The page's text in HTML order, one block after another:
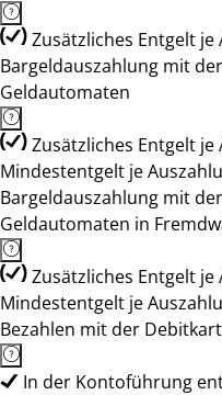
Zusätzliches Entgelt je
Bargeldauszahlung mit
Geldautomaten
Zusätzliches Entgelt je
Mindestentgelt je
Bargeldauszahlung mit
Geldautomaten in
Zusätzliches Entgelt je
Mindestentgelt je
Bezahlen mit der
In der Kontoführung